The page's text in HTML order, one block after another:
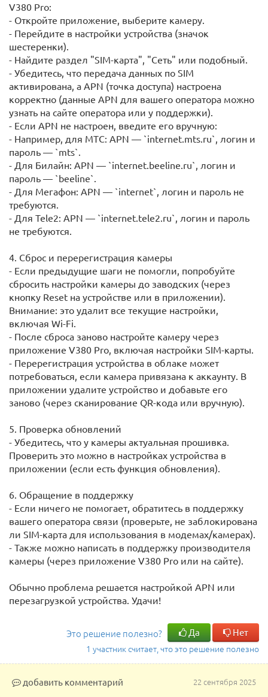
V380 Pro:
- Откройте приложение, выберите камеру.
- Перейдите в настройки устройства (значок
шестеренки).
- Найдите раздел "SIM-карта", "Сеть" или подобный.
- Убедитесь, что передача данных по SIM
активирована, а APN (точка доступа) настроена
корректно (данные APN для вашего оператора можно
узнать на сайте оператора или у поддержки).
- Если APN не настроен, введите его вручную:
- Например, для МТС: APN — `internet.mts.ru`, логин и
пароль — `mts`.
- Для Билайн: APN — `internet.beeline.ru`, логин и
пароль — `beeline`.
- Для Мегафон: APN — `internet`, логин и пароль не
требуются.
- Для Tele2: APN — `internet.tele2.ru`, логин и пароль
не требуются.
4. Сброс и перерегистрация камеры
- Если предыдущие шаги не помогли, попробуйте
сбросить настройки камеры до заводских (через
кнопку Reset на устройстве или в приложении).
Внимание: это удалит все текущие настройки,
включая Wi-Fi.
- После сброса заново настройте камеру через
приложение V380 Pro, включая настройки SIM-карты.
- Перерегистрация устройства в облаке может
потребоваться, если камера привязана к аккаунту. В
приложении удалите устройство и добавьте его
заново (через сканирование QR-кода или вручную).
5. Проверка обновлений
- Убедитесь, что у камеры актуальная прошивка.
Проверить это можно в настройках устройства в
приложении (если есть функция обновления).
6. Обращение в поддержку
- Если ничего не помогает, обратитесь в поддержку
вашего оператора связи (проверьте, не заблокирована
ли SIM-карта для использования в модемах/камерах).
- Также можно написать в поддержку производителя
камеры (через приложение V380 Pro или на сайте).
Обычно проблема решается настройкой APN или
перезагрузкой устройства. Удачи!
Это решение полезно? Да Нет
1 участник считает, что это решение полезно
22 сентября 2025
добавить комментарий